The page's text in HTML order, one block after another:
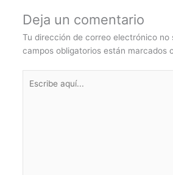
Deja un comentario
Tu dirección de correo electrónico no
campos obligatorios están marcados
aquí...